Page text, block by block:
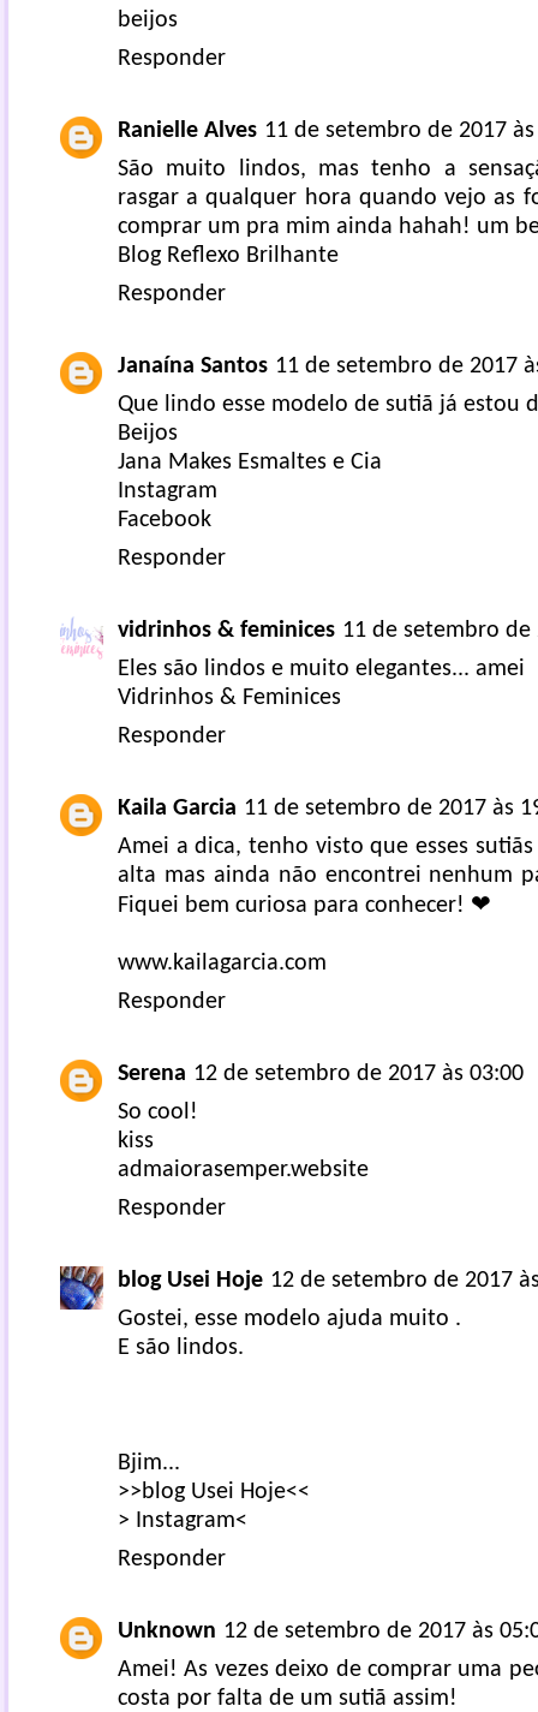
beijos
Responder
Ranielle Alves 11 de setembro de 2017
São muito lindos, mas tenho a
rasgar a qualquer hora quando vejo as
comprar um pra mim ainda hahah! um
Blog Reflexo Brilhante
Responder
Janaína Santos 11 de setembro de 2017
Que lindo esse modelo de sutiã já estou
Beijos
Jana Makes Esmaltes e Cia
Instagram
Facebook
Responder
vidrinhos & feminices 11 de setembro de
Eles são lindos e muito elegantes... amei
Vidrinhos & Feminices
Responder
Kaila Garcia 11 de setembro de 2017 às
Amei a dica, tenho visto que esses
alta mas ainda não encontrei nenhum
Fiquei bem curiosa para conhecer! ❤
www.kailagarcia.com
Responder
Serena 12 de setembro de 2017 às 03:00
So cool!
kiss
admaiorasemper.website
Responder
blog Usei Hoje 12 de setembro de 2017
Gostei, esse modelo ajuda muito .
E são lindos.
Bjim...
>>blog Usei Hoje<<
> Instagram<
Responder
Unknown 12 de setembro de 2017 às
Amei! As vezes deixo de comprar uma
costa por falta de um sutiã assim!